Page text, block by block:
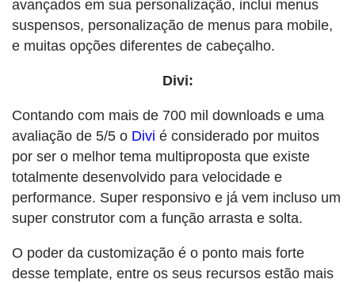
avançados em sua personalização, inclui menus
suspensos, personalização de menus para mobile,
e muitas opções diferentes de cabeçalho.
Divi:
Contando com mais de 700 mil downloads e uma
avaliação de 5/5 o Divi é considerado por muitos
por ser o melhor tema multiproposta que existe
totalmente desenvolvido para velocidade e
performance. Super responsivo e já vem incluso um
super construtor com a função arrasta e solta.
O poder da customização é o ponto mais forte
desse template, entre os seus recursos estão mais